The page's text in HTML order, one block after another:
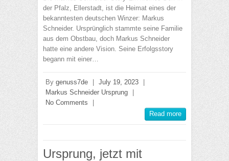
der Pfalz, Ellerstadt, ist die Heimat eines der
bekanntesten deutschen Winzer: Markus
Schneider. Ursprünglich stammte seine Familie
aus dem Obstbau, doch Markus Schneider
hatte eine andere Vision. Seine Erfolgsstory
begann mit einer…
By genuss7de | July 19, 2023
|
Markus Schneider Ursprung
|
No Comments
|
Read more
Ursprung, jetzt mit